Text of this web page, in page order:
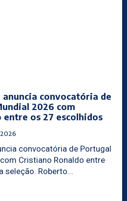
convocatória de
2026 com
entre os 27 escolhidos
2026
convocatória de Portugal
Cristiano Ronaldo entre
os 27 escolhidos pela seleção. Roberto...